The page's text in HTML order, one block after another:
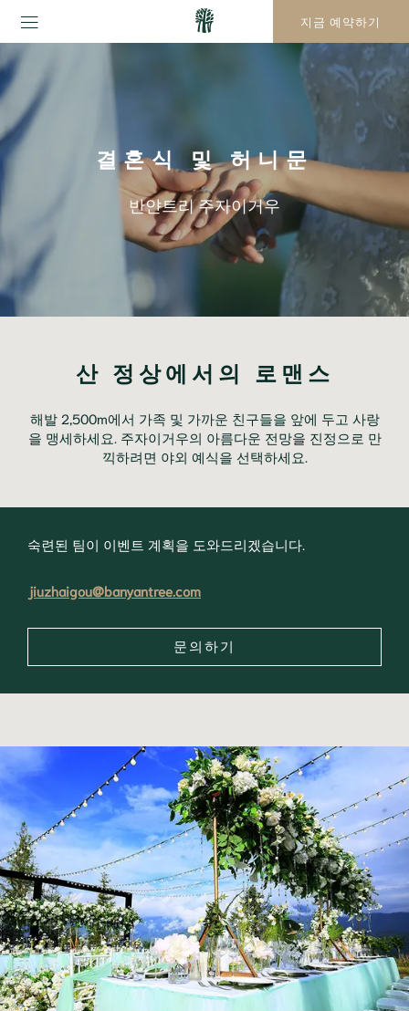
지금 예약하기
결혼식 및 허니문
반얀트리 주자이거우
산 정상에서의 로맨스
해발 2,500m에서 가족 및 가까운 친구들을 앞에 두고 사랑
을 맹세하세요. 주자이거우의 아름다운 전망을 진정으로 만
끽하려면 야외 예식을 선택하세요.
숙련된 팀이 이벤트 계획을 도와드리겠습니다.
jiuzhaigou@banyantree.com
문의하기